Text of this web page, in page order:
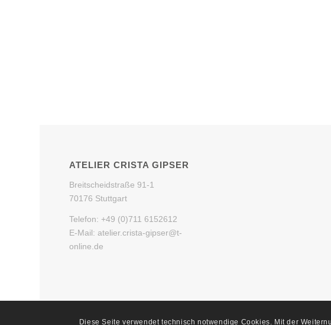
ATELIER CRISTA GIPSER
Breitscheidstraße 91-1
70176 Stuttgart
Telefon: +49 (0)711 6152612
E-Mail: atelier.crista-gipser@t-
online.de
Diese Seite verwendet technisch notwendige Cookies. Mit der